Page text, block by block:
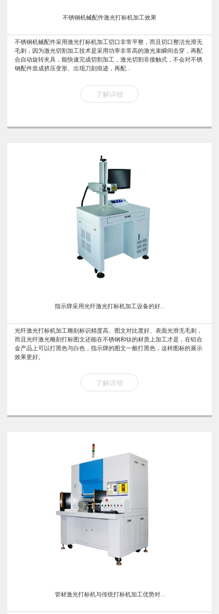
​不锈钢机械配件激光打标机加工效果
不锈钢机械配件采用激光打标机加工切口非常平整，而且切口整洁光滑无
毛刺，因为激光切割加工技术是采用功率非常高的激光束瞬间击穿，再配
合自动旋转夹具，能快速完成切割加工，激光切割非接触式，不会对不锈
钢配件造成挤压变形、出现刀刻痕迹，再配...
了解详细
指示牌采用光纤激光打标机加工设备的好...
光纤激光打标机加工雕刻标识精度高、图文对比度好、表面光滑无毛刺，
而且光纤激光雕刻打标图文还能在不锈钢和钛的材质上加工才是，在铝合
金产品上可以打黑色与白色，指示牌的图文一般打黑色，这样图标的展示
效果更好。
了解详细
管材激光打标机与传统打标机加工优势对...